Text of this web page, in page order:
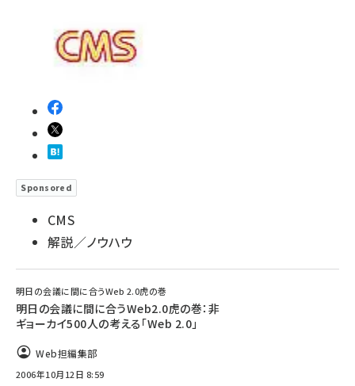
Sponsored
CMS
解説／ノウハウ
明日の会議に間に合うWeb 2.0虎の巻
明日の会議に間に合うWeb2.0虎の巻：非
ギョーカイ500人の考える「Web 2.0」
Web担編集部
2006年10月12日 8:59